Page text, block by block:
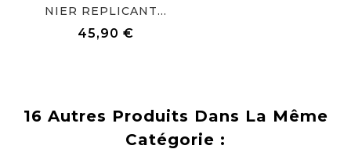
NIER REPLICANT...
45,90 €
16 Autres Produits Dans La Même
Catégorie :